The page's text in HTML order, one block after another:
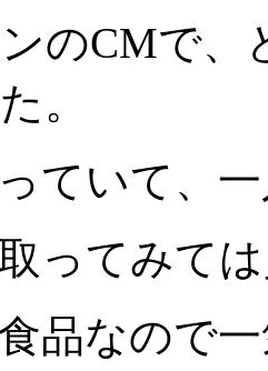
のCMで、
。
ていて、
ってみて
品なので